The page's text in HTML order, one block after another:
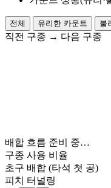
전체 유리한 카운트 불
직전 구종 → 다음 구종
배합 흐름 준비 중…
구종 사용 비율
초구 배합 (타석 첫 공)
피치 터널링